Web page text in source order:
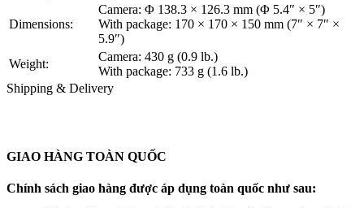
Dimensions:
Camera: Φ 138.3 × 126.3 mm (Φ 5.4″ × 5″)
With package: 170 × 170 × 150 mm (7″ × 7″ ×
5.9″)
Weight:
Camera: 430 g (0.9 lb.)
With package: 733 g (1.6 lb.)
Shipping & Delivery
GIAO HÀNG TOÀN QUỐC
Chính sách giao hàng được áp dụng toàn quốc như sau: